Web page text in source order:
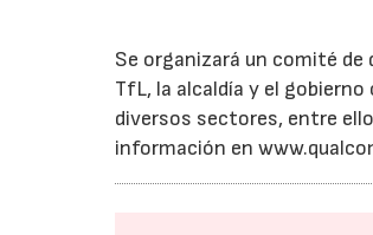
Se organizará un comité
TfL, la alcaldía y el
diversos sectores, entre
información en